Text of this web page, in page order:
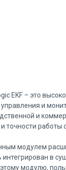
EKF – это
и
и
работы
модулем
интегрирован в
модулю,